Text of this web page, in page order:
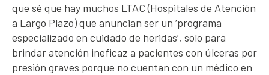
que sé que hay muchos LTAC (Hospitales de Atención
a Largo Plazo) que anuncian ser un ‘programa
especializado en cuidado de heridas’, solo para
brindar atención ineficaz a pacientes con úlceras por
presión graves porque no cuentan con un médico en